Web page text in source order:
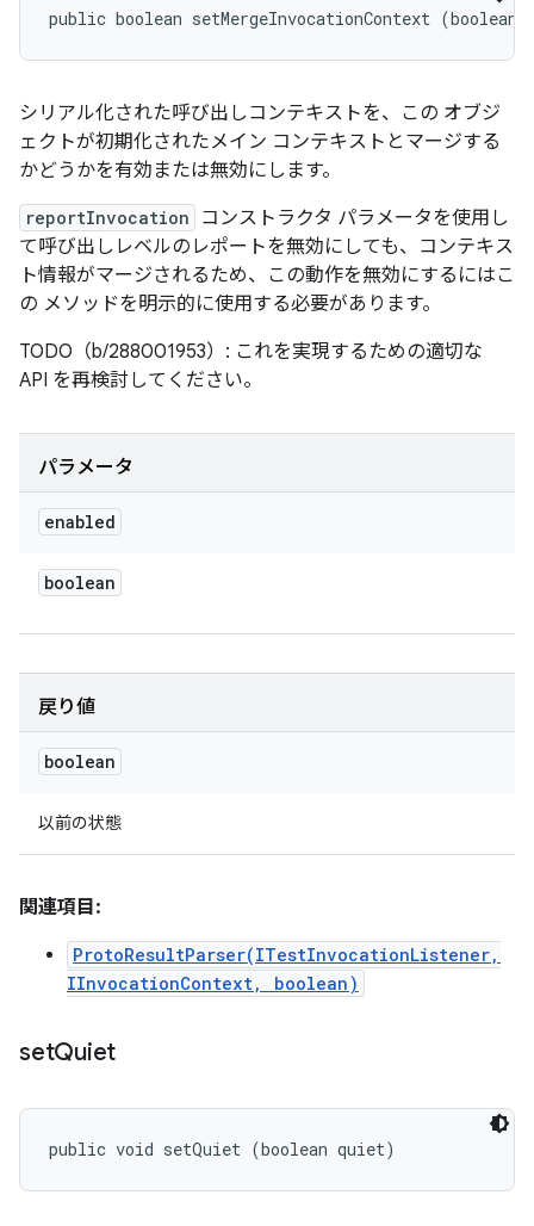
public boolean setMergeInvocationContext (boolean
シリアル化された呼び出しコンテキストを、この オブジ
ェクトが初期化されたメイン コンテキストとマージする
かどうかを有効または無効にします。
reportInvocation
コンストラクタ パラメータを使用し
て呼び出しレベルのレポートを無効にしても、コンテキス
ト情報がマージされるため、この動作を無効にするにはこ
の メソッドを明示的に使用する必要があります。
TODO（b/288001953）: これを実現するための適切な
API を再検討してください。
パラメータ
enabled
boolean
戻り値
boolean
以前の状態
関連項目:
ProtoResultParser(ITestInvocationListener,
IInvocationContext, boolean)
setQuiet
public void setQuiet (boolean quiet)